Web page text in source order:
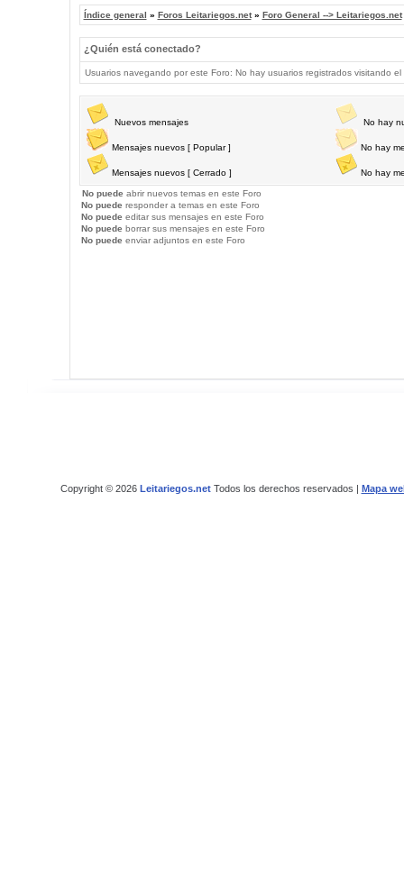
Índice general » Foros Leitariegos.net» Foro General --> Leitariegos.net
¿Quién está conectado?
Usuarios navegando por este Foro: No hay usuarios registrados visitando
Nuevos mensajes
Mensajes nuevos [ Popular ]
Mensajes nuevos [ Cerrado ]
No hay
No hay
No hay
No puede abrir nuevos temas en este Foro
No puede responder a temas en este Foro
No puede editar sus mensajes en este Foro
No puede borrar sus mensajes en este Foro
No puede enviar adjuntos en este Foro
Copyright © 2026 Leitariegos.netTodos los derechos reservados | Mapa